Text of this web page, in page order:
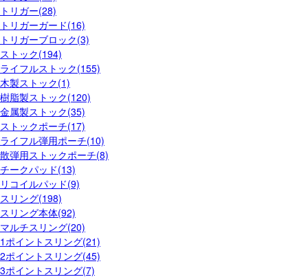
トリガー(28)
トリガーガード(16)
トリガーブロック(3)
ストック(194)
ライフルストック(155)
木製ストック(1)
樹脂製ストック(120)
金属製ストック(35)
ストックポーチ(17)
ライフル弾用ポーチ(10)
散弾用ストックポーチ(8)
チークパッド(13)
リコイルパッド(9)
スリング(198)
スリング本体(92)
マルチスリング(20)
1ポイントスリング(21)
2ポイントスリング(45)
3ポイントスリング(7)